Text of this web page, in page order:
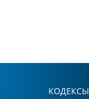
КОДЕКСЫ